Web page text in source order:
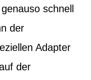
schnell
der
Adapter
der